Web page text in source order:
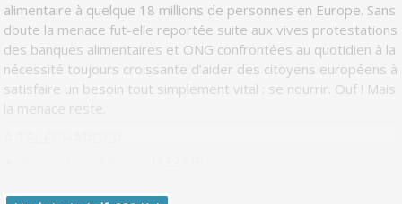
alimentaire à quelque 18 millions de personnes en Europe. Sans
doute la menace fut-elle reportée suite aux vives protestations
des banques alimentaires et ONG confrontées au quotidien à la
nécessité toujours croissante d’aider des citoyens européens à
satisfaire un besoin tout simplement vital : se nourrir. Ouf ! Mais
la menace reste.